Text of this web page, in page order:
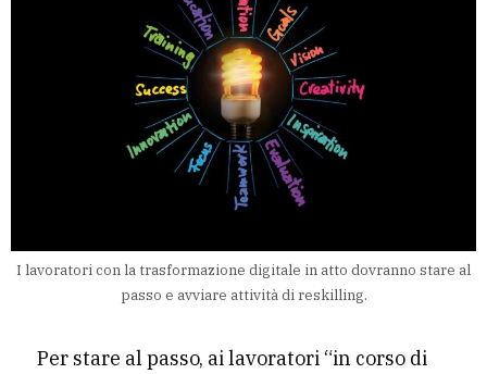
I lavoratori con la trasformazione digitale in atto dovranno stare al
passo e avviare attività di reskilling.
Per stare al passo, ai lavoratori “in corso di